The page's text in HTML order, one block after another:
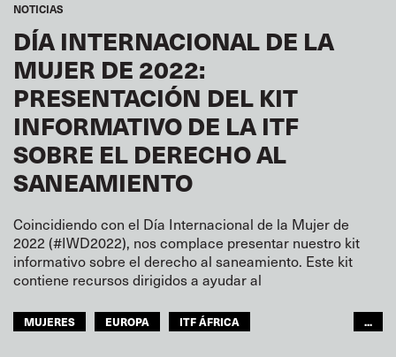
NOTICIAS
DÍA INTERNACIONAL DE LA
MUJER DE 2022:
PRESENTACIÓN DEL KIT
INFORMATIVO DE LA ITF
SOBRE EL DERECHO AL
SANEAMIENTO
Coincidiendo con el Día Internacional de la Mujer de
2022 (#IWD2022), nos complace presentar nuestro kit
informativo sobre el derecho al saneamiento. Este kit
contiene recursos dirigidos a ayudar al
MUJERES EUROPA
ITF ÁFRICA
...